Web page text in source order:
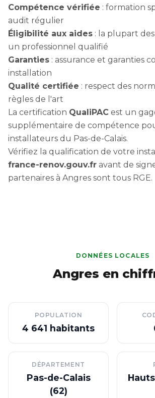
Compétence vérifiée : formation
audit régulier
Éligibilité aux aides : la plupart
un professionnel qualifié
Garanties : assurance et garanties
installation
Qualité certifiée : respect des
règles de l'art
La certification QualiPAC est un
supplémentaire de compétence
installateurs du Pas-de-Calais.
Vérifiez la qualification de votre
france-renov.gouv.fr avant de
partenaires à Angres sont tous RGE.
DONNÉES LOCALES
Angres en
POPULATION
4 641 habitants
DÉPARTEMENT
Pas-de-Calais
(62)